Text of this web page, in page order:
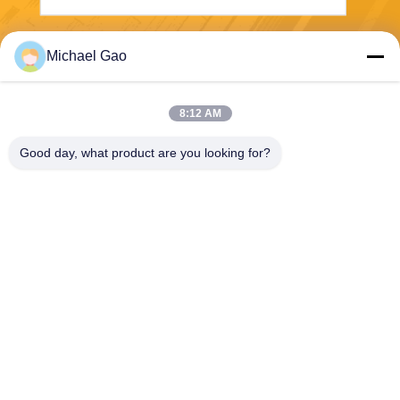
Michael Gao
8:12 AM
Good day, what product are you looking for?